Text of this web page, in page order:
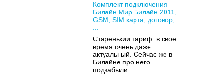
Комплект подключения
Билайн Мир Билайн 2011,
GSM, SIM карта, договор,
...
Старенький тариф. в свое
время очень даже
актуальный. Сейчас же в
Билайне про него
подзабыли..